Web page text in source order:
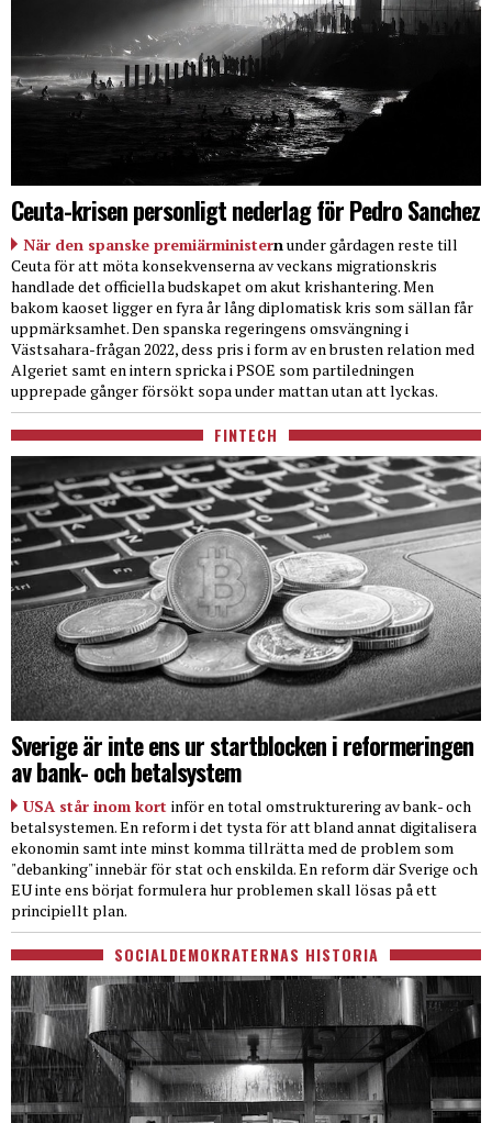
Ceuta-krisen personligt nederlag för Pedro Sanchez
När den spanske premiärministern under gårdagen reste till
Ceuta för att möta konsekvenserna av veckans migrationskris
handlade det officiella budskapet om akut krishantering. Men
bakom kaoset ligger en fyra år lång diplomatisk kris som sällan får
uppmärksamhet. Den spanska regeringens omsvängning i
Västsahara-frågan 2022, dess pris i form av en brusten relation med
Algeriet samt en intern spricka i PSOE som partiledningen
upprepade gånger försökt sopa under mattan utan att lyckas.
FINTECH
Sverige är inte ens ur startblocken i reformeringen
av bank- och betalsystem
USA står inom kort inför en total omstrukturering av bank- och
betalsystemen. En reform i det tysta för att bland annat digitalisera
ekonomin samt inte minst komma tillrätta med de problem som
"debanking" innebär för stat och enskilda. En reform där Sverige och
EU inte ens börjat formulera hur problemen skall lösas på ett
principiellt plan.
SOCIALDEMOKRATERNAS HISTORIA